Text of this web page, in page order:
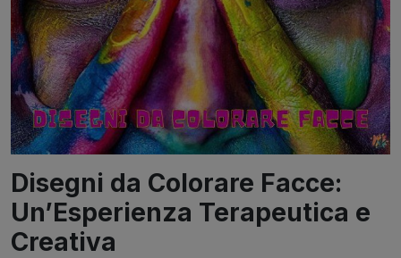
Disegni da Colorare Facce:
Un’Esperienza Terapeutica e
Creativa